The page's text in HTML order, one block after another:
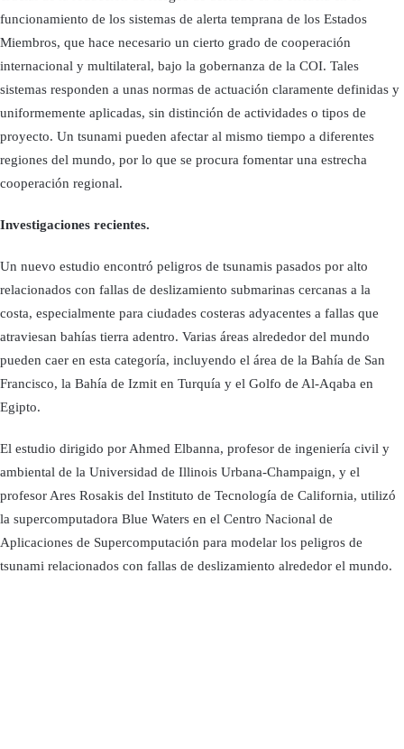
funcionamiento de los sistemas de alerta temprana de los Estados
Miembros, que hace necesario un cierto grado de cooperación
internacional y multilateral, bajo la gobernanza de la COI. Tales
sistemas responden a unas normas de actuación claramente definidas y
uniformemente aplicadas, sin distinción de actividades o tipos de
proyecto. Un tsunami pueden afectar al mismo tiempo a diferentes
regiones del mundo, por lo que se procura fomentar una estrecha
cooperación regional.
Investigaciones recientes.
Un nuevo estudio encontró peligros de tsunamis pasados por alto
relacionados con fallas de deslizamiento submarinas cercanas a la
costa, especialmente para ciudades costeras adyacentes a fallas que
atraviesan bahías tierra adentro. Varias áreas alrededor del mundo
pueden caer en esta categoría, incluyendo el área de la Bahía de San
Francisco, la Bahía de Izmit en Turquía y el Golfo de Al-Aqaba en
Egipto.
El estudio dirigido por Ahmed Elbanna, profesor de ingeniería civil y
ambiental de la Universidad de Illinois Urbana-Champaign, y el
profesor Ares Rosakis del Instituto de Tecnología de California, utilizó
la supercomputadora Blue Waters en el Centro Nacional de
Aplicaciones de Supercomputación para modelar los peligros de
tsunami relacionados con fallas de deslizamiento alrededor el mundo.